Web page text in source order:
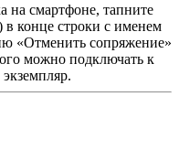
на смартфоне, тапните
в конце строки с именем
«Отменить сопряжение»
можно подключать к